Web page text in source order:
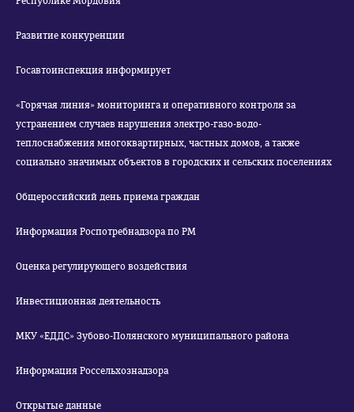
Развитие конкуренции
Госавтоинспекция информирует
«Горячая линия» мониторинга и оперативного контроля за
устранением случаев нарушения электро-газо-водо-
теплоснабжения многоквартирных, частных домов, а также
социально значимых объектов в городских и сельских поселениях
Общероссийский день приема граждан
Информация Роспотребнадзора по РМ
Оценка регулирующего воздействия
Инвестиционная деятельность
МКУ «ЕДДС» Зубово-Полянского муниципального района
Информация Россельхознадзора
Открытые данные